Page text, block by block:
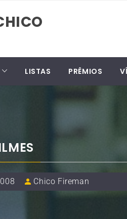
LISTAS PRÊMIOS
Chico Fireman